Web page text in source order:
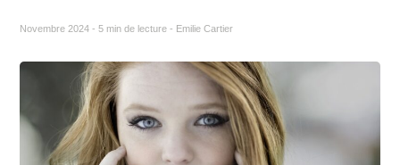
Novembre 2024 - 5 min de lecture - Emilie Cartier